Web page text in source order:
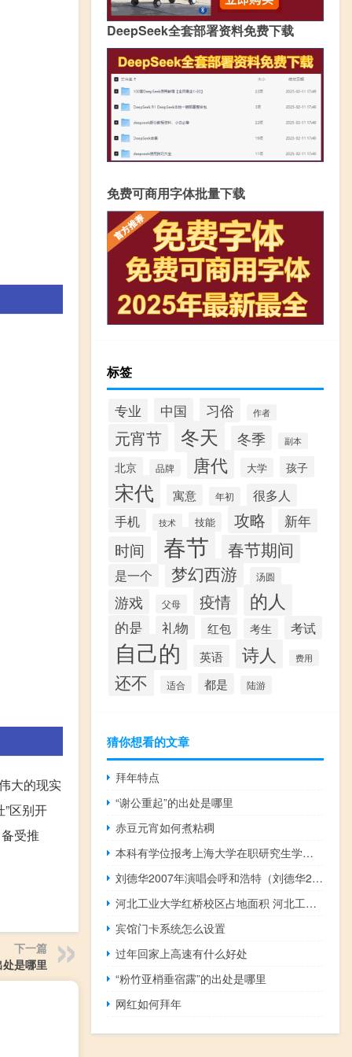
大的现实
区别开
受推
下一篇
处是哪里
DeepSeek全套部署资料免费下载
免费可商用字体批量下载
标签
专业 中国 习俗 作者
元宵节 冬天 冬季 副本
北京 品牌 唐代 大学 孩子
宋代 寓意 年初 很多人
手机 技术 技能 攻略 新年
时间 春节 春节期间
是一个 梦幻西游 汤圆
游戏 父母 疫情 的人
的是 礼物 红包 考生 考试
自己的 英语 诗人 费用
还不 适合 都是 陆游
猜你想看的文章
拜年特点
“谢公重起”的出处是哪里
赤豆元宵如何煮粘稠
本科有学位报考上海大学在职研究生学费多少钱
刘德华2007年演唱会呼和浩特（刘德华2007年演唱会）
河北工业大学红桥校区占地面积 河北工业大学新校区
宾馆门卡系统怎么设置
过年回家上高速有什么好处
“粉竹亚梢垂宿露”的出处是哪里
网红如何拜年